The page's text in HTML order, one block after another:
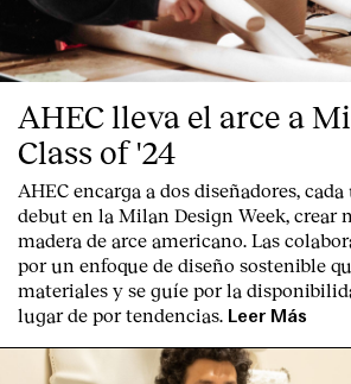
AHEC lleva el arce a
Class of '24
AHEC encarga a dos diseñadores,
debut en la Milan Design Week, crear
madera de arce americano. Las
por un enfoque de diseño sostenible
materiales y se guíe por la
lugar de por tendencias. Leer Más